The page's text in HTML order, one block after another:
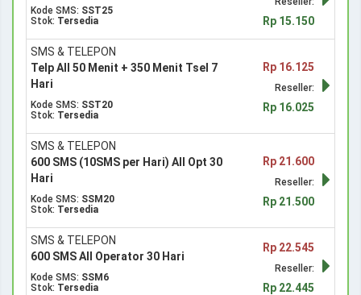
Kode SMS: SST25
Stok: Tersedia Rp 15.150
SMS & TELEPON
Telp All 50 Menit + 350 Menit Tsel 7
Hari
Kode SMS: SST20
Stok: Tersedia
Rp 16.125
Reseller:
Rp 16.025
SMS & TELEPON
600 SMS (10SMS per Hari) All Opt 30
Hari
Kode SMS: SSM20
Stok: Tersedia
Rp 21.600
Reseller:
Rp 21.500
SMS & TELEPON
600 SMS All Operator 30 Hari
Kode SMS: SSM6
Stok: Tersedia
Rp 22.545
Reseller:
Rp 22.445